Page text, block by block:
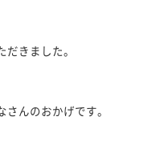
きました。
んのおかげです。